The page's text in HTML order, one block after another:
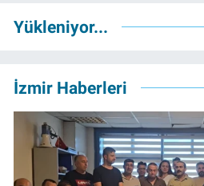
Yükleniyor...
İzmir Haberleri